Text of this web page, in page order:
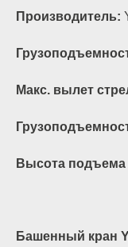
Производитель:
Макс. вылет
Высота подъема
Башенный кран